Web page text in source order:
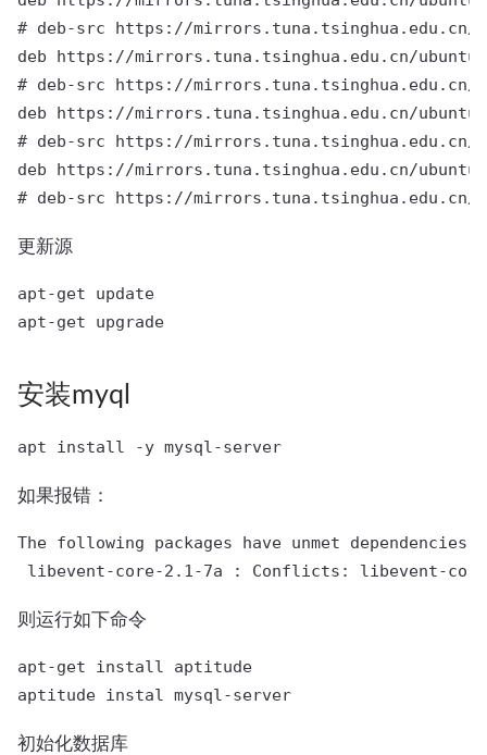
# deb-src https://mirrors.tuna.tsinghua.edu.cn/
deb https://mirrors.tuna.tsinghua.edu.cn/
# deb-src https://mirrors.tuna.tsinghua.edu.cn/
deb https://mirrors.tuna.tsinghua.edu.cn/
# deb-src https://mirrors.tuna.tsinghua.edu.cn/
deb https://mirrors.tuna.tsinghua.edu.cn/
更新源
apt-get update
安装myql
如果报错：
The following packages have unmet dependencies:
则运行如下命令
apt-get install aptitude
初始化数据库